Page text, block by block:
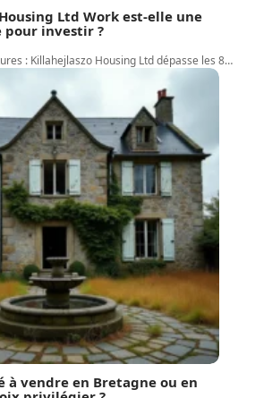
Ltd Work est-elle une
investir ?
: Killahejlaszo Housing Ltd dépasse les 8…
à vendre en Bretagne ou en